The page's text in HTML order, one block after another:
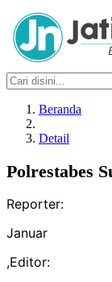
Beranda
Detail
Polrestabes
Reporter:
Januar
,Editor: